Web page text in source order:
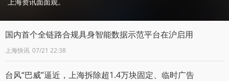
国内首个全链路合规具身智能数据示范平台在沪启用
上海快讯 07/21 22:38
台风“巴威”逼近，上海拆除超1.4万块固定、临时广告